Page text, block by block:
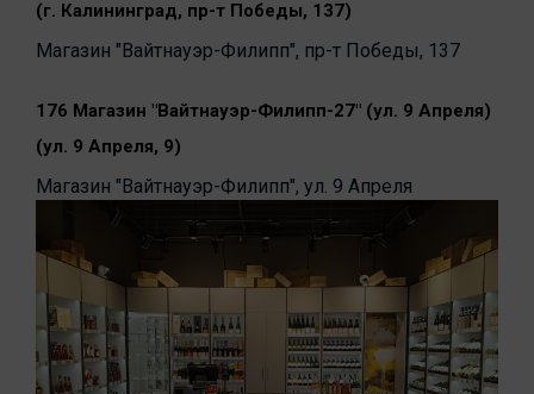
(г. Калининград, пр-т Победы, 137)
Магазин "Вайтнауэр-Филипп", пр-т Победы, 137
176 Магазин "Вайтнауэр-Филипп-27" (ул. 9 Апреля)
(ул. 9 Апреля, 9)
Магазин "Вайтнауэр-Филипп", ул. 9 Апреля